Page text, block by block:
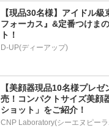
【現品30名様】アイドル
フォーカス』&定番つけま
ト！
D-UP(ディーアップ)
【美顔器現品10名様プレ
売！コンパクトサイズ美顔
ショット」をご紹介！
CNP Laboratory(シーエヌピー